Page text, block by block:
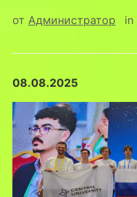
от Администратор in
08.08.2025